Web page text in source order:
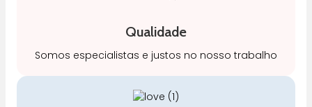
Qualidade
Somos especialistas e justos no nosso trabalho